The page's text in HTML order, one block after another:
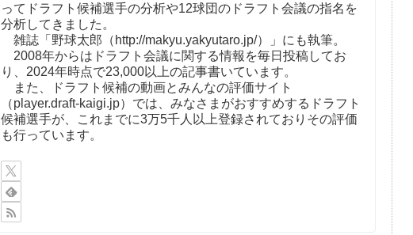
ってドラフト候補選手の分析や12球団のドラフト会議の指名を
分析してきました。
雑誌「野球太郎（http://makyu.yakyutaro.jp/）」にも執筆。
2008年からはドラフト会議に関する情報を毎日投稿してお
り、2024年時点で23,000以上の記事書いています。
また、ドラフト候補の動画とみんなの評価サイト
（player.draft-kaigi.jp）では、みなさまがおすすめするドラフト
候補選手が、これまでに3万5千人以上登録されておりその評価
も行っています。